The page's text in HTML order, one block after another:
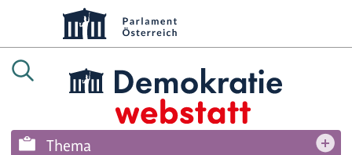
Thema